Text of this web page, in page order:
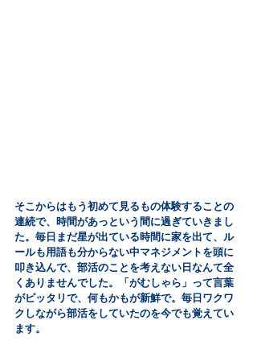
そこからはもう初めて見るもの体験することの
連続で、時間があっという間に過ぎていきまし
た。毎日まだ星が出ている時間に家を出て、ル
ールも用語も分からない中マネジメントを頭に
叩き込んで、部活のことを考えない日なんて全
くありませんでした。「がむしゃら」って言葉
がピッタリで、何もかもが新鮮で。毎日ワクワ
クしながら部活をしていたのを今でも覚えてい
ます。